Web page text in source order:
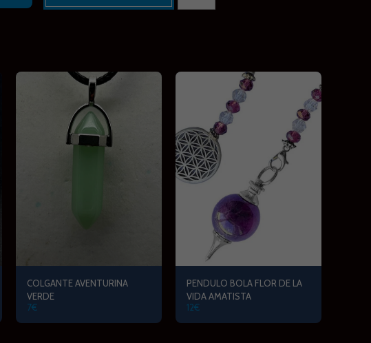
COLGANTE AVENTURINA
VERDE
7€
PENDULO BOLA FLOR DE LA
VIDA AMATISTA
12€